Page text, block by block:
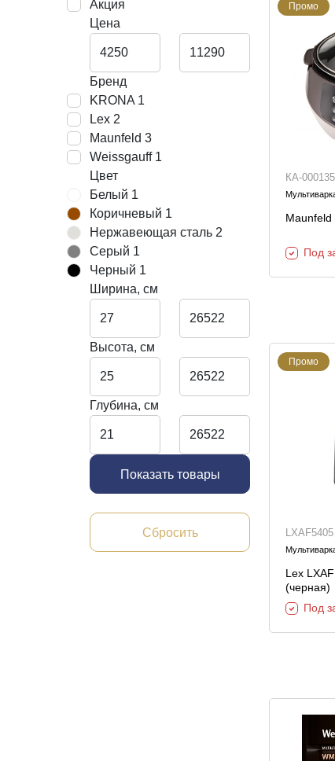
Текстиль
Ковры
Зеркала
Шкуры и меховые
изделия
Акция
Цена
Бренд
KRONA 1
Lex 2
Maunfeld 3
Weissgauff 1
Цвет
Белый 1
Коричневый 1
Нержавеющая сталь 2
Серый 1
Черный 1
Ширина, см
Высота, см
Глубина, см
Показать товары
Сбросить
Промо
КА-
Maunfeld
Под
Промо
LXAF5405
Lex
(черная)
Под